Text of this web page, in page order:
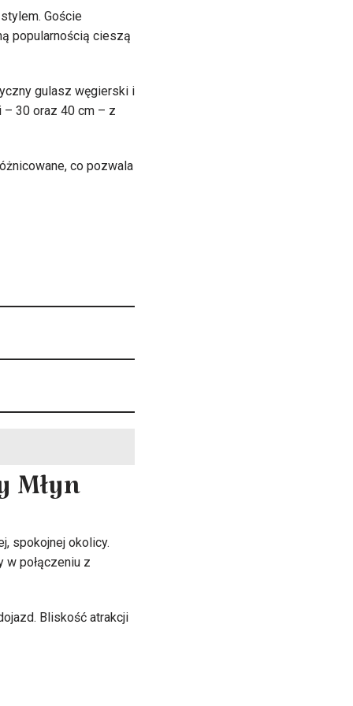
Goście
popularnością cieszą
gulasz węgierski i
– 30 oraz 40 cm – z
co pozwala
Młyn
spokojnej okolicy.
w połączeniu z
Bliskość atrakcji